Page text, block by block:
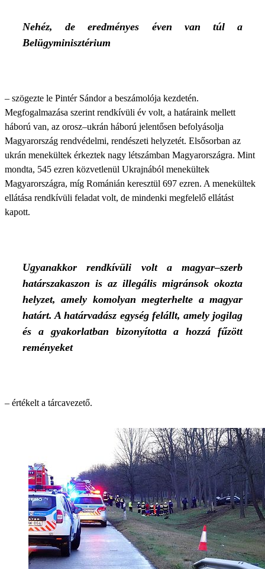
Nehéz, de eredményes éven van túl a
Belügyminisztérium
– szögezte le Pintér Sándor a beszámolója kezdetén.
Megfogalmazása szerint rendkívüli év volt, a határaink mellett
háború van, az orosz–ukrán háború jelentősen befolyásolja
Magyarország rendvédelmi, rendészeti helyzetét. Elsősorban az
ukrán menekültek érkeztek nagy létszámban Magyarországra. Mint
mondta, 545 ezren közvetlenül Ukrajnából menekültek
Magyarországra, míg Románián keresztül 697 ezren. A menekültek
ellátása rendkívüli feladat volt, de mindenki megfelelő ellátást
kapott.
Ugyanakkor rendkívüli volt a magyar–szerb
határszakaszon is az illegális migránsok okozta
helyzet, amely komolyan megterhelte a magyar
határt. A határvadász egység felállt, amely jogilag
és a gyakorlatban bizonyította a hozzá fűzött
reményeket
– értékelt a tárcavezető.